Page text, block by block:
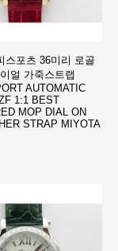
스포츠 36미리 로골
얼 가죽스트랩
AUTOMATIC
1:1 BEST
MOP DIAL ON
STRAP MIYOTA